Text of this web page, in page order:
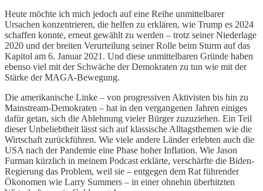
Heute möchte ich mich jedoch auf eine Reihe unmittelbarer
Ursachen konzentrieren, die helfen zu erklären, wie Trump es 2024
schaffen konnte, erneut gewählt zu werden – trotz seiner Niederlage
2020 und der breiten Verurteilung seiner Rolle beim Sturm auf das
Kapitol am 6. Januar 2021. Und diese unmittelbaren Gründe haben
ebenso viel mit der Schwäche der Demokraten zu tun wie mit der
Stärke der MAGA-Bewegung.
Die amerikanische Linke – von progressiven Aktivisten bis hin zu
Mainstream-Demokraten – hat in den vergangenen Jahren einiges
dafür getan, sich die Ablehnung vieler Bürger zuzuziehen. Ein Teil
dieser Unbeliebtheit lässt sich auf klassische Alltagsthemen wie die
Wirtschaft zurückführen. Wie viele andere Länder erlebten auch die
USA nach der Pandemie eine Phase hoher Inflation. Wie Jason
Furman kürzlich in meinem Podcast erklärte, verschärfte die Biden-
Regierung das Problem, weil sie – entgegen dem Rat führender
Ökonomen wie Larry Summers – in einer ohnehin überhitzten